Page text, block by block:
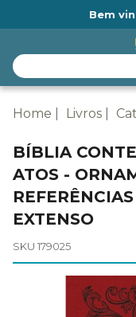
Bem
Home Livros
BÍBLIA
ATOS -
EXTENSO
SKU 179025